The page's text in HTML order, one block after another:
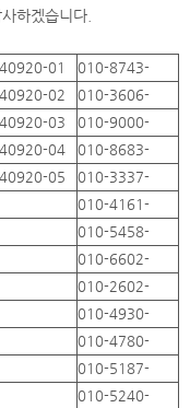
하겠습니다.
01
010-8743-
02
010-3606-
03
010-9000-
04
010-8683-
05
010-3337-
010-4161-
010-5458-
010-6602-
010-2602-
010-4930-
010-4780-
010-5187-
010-5240-